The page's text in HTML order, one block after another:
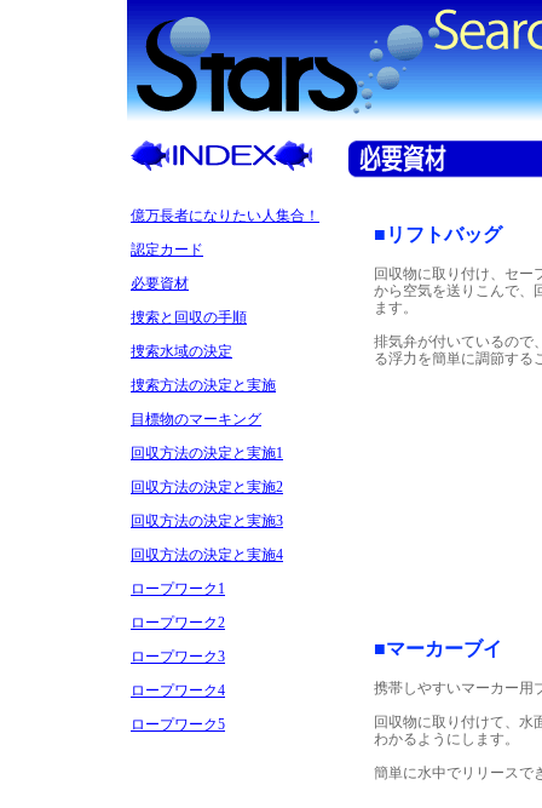
億万長者になりたい人集合！
認定カード
必要資材
捜索と回収の手順
捜索水域の決定
捜索方法の決定と実施
目標物のマーキング
回収方法の決定と実施1
回収方法の決定と実施2
回収方法の決定と実施3
回収方法の決定と実施4
ロープワーク1
ロープワーク2
ロープワーク3
ロープワーク4
ロープワーク5
■リフトバッグ
回収物に取り付け、セー
から空気を送りこんで、
ます。
排気弁が付いているので
る浮力を簡単に調節する
■マーカーブイ
携帯しやすいマーカー用
回収物に取り付けて、水
わかるようにします。
簡単に水中でリリースで